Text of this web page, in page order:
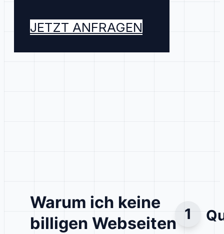
JETZT ANFRAGEN
Warum ich keine
billigen Webseiten